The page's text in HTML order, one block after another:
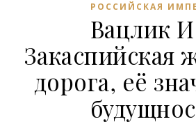
РОССИЙСКАЯ
Вацлик
Закаспийская
дорога, её